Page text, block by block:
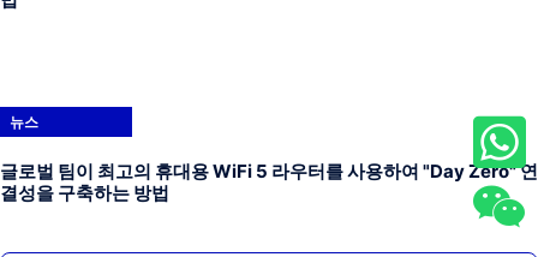
뉴스
글로벌 팀이 최고의 휴대용 WiFi 5 라우터를 사용하여 "Day Zero" 연
결성을 구축하는 방법